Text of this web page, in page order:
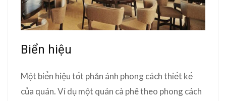
Biển hiệu
Một biển hiệu tốt phản ánh phong cách thiết kế
của quán. Ví dụ một quán cà phê theo phong cách